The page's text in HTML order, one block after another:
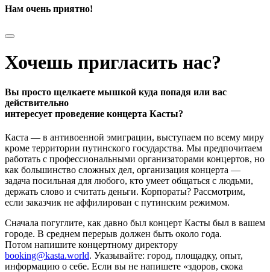
Нам очень приятно!
Хочешь пригласить нас?
Вы просто щелкаете мышкой куда попадя или вас
действительно
интересует проведение концерта Касты?
Каста — в антивоенной эмиграции, выступаем по всему миру
кроме территории путинского государства. Мы предпочитаем
работать с профессиональными организаторами концертов, но
как большинство сложных дел, организация концерта —
задача посильная для любого, кто умеет общаться с людьми,
держать слово и считать деньги. Корпораты? Рассмотрим,
если заказчик не аффилирован с путинским режимом.
Сначала погуглите, как давно был концерт Касты был в вашем
городе. В среднем перерыв должен быть около года.
Потом напишите концертному директору
booking@kasta.world. Указывайте: город, площадку, опыт,
информацию о себе. Если вы не напишете «здоров, скока